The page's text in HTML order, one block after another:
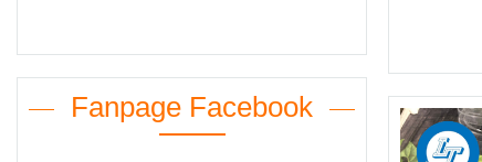
Fanpage Facebook